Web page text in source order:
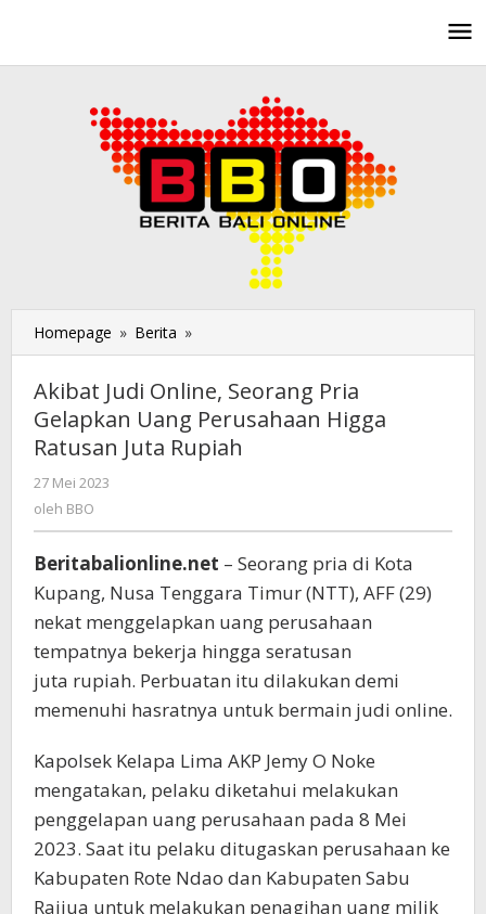
Homepage » Berita »
Judi
Seorang
Pria
Gelapkan
Ratusan
Juta
Akibat Judi Online, Seorang Pria
Gelapkan Uang Perusahaan Higga
Ratusan Juta Rupiah
27 Mei 2023
oleh BBO
Beritabalionline.net – Seorang pria di Kota
Kupang, Nusa Tenggara Timur (NTT), AFF (29)
nekat menggelapkan uang perusahaan
tempatnya bekerja hingga seratusan
juta rupiah. Perbuatan itu dilakukan demi
memenuhi hasratnya untuk bermain judi online.
Kapolsek Kelapa Lima AKP Jemy O Noke
mengatakan, pelaku diketahui melakukan
penggelapan uang perusahaan pada 8 Mei
2023. Saat itu pelaku ditugaskan perusahaan ke
Kabupaten Rote Ndao dan Kabupaten Sabu
Raijua untuk melakukan penagihan uang milik